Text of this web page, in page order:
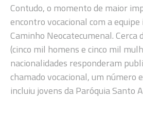
Contudo, o momento de maior
encontro vocacional com a
Caminho Neocatecumenal. Cerca
(cinco mil homens e cinco mil
nacionalidades responderam
chamado vocacional, um número
incluiu jovens da Paróquia Santo